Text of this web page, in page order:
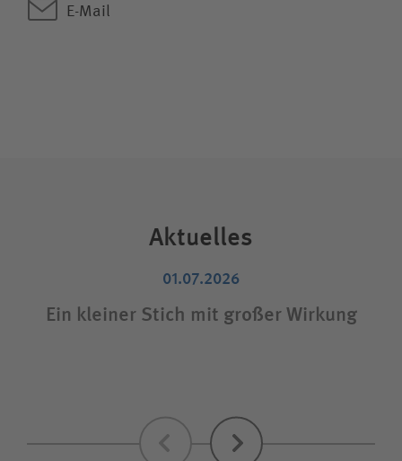
E-Mail
Aktuelles
01.07.2026
Ein kleiner Stich mit großer Wirkung
Zurück Weiter